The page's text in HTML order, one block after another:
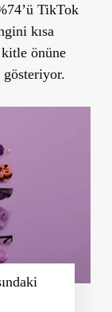
TikTok
kısa
önüne